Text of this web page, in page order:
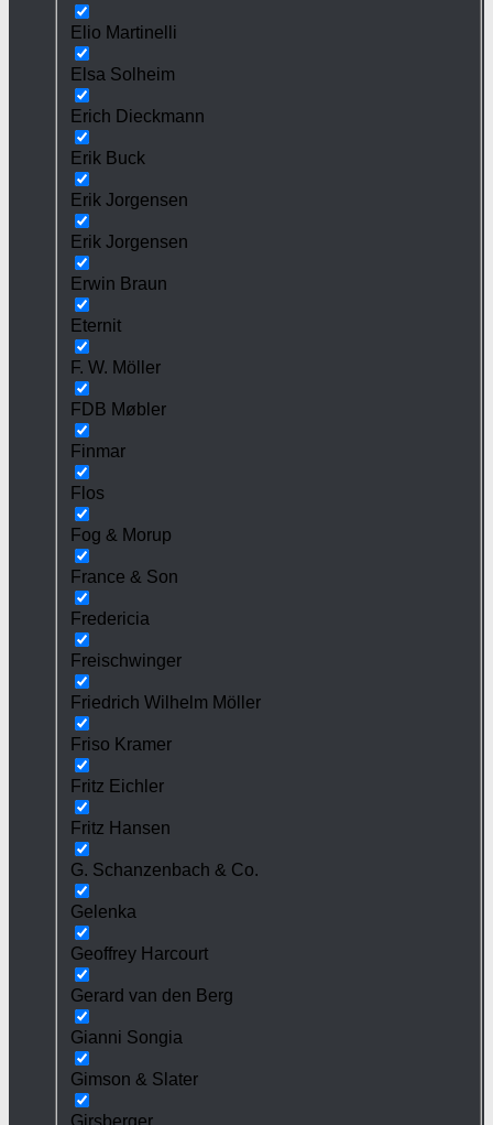
Elio Martinelli
Elsa Solheim
Erich Dieckmann
Erik Buck
Erik Jorgensen
Erik Jorgensen
Erwin Braun
Eternit
F. W. Möller
FDB Møbler
Finmar
Flos
Fog & Morup
France & Son
Fredericia
Freischwinger
Friedrich Wilhelm Möller
Friso Kramer
Fritz Eichler
Fritz Hansen
G. Schanzenbach & Co.
Gelenka
Geoffrey Harcourt
Gerard van den Berg
Gianni Songia
Gimson & Slater
Girsberger